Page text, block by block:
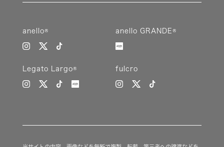
anello® anello GRANDE®
Legato Largo® fulcro